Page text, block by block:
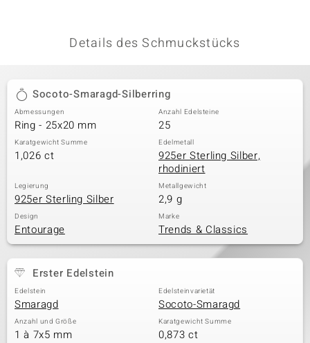
Details des Schmuckstücks
Socoto-Smaragd-Silberring
Abmessungen
Ring - 25x20 mm
Anzahl Edelsteine
25
Karatgewicht Summe
1,026 ct
Edelmetall
925er Sterling Silber,
rhodiniert
Legierung
925er Sterling Silber
Metallgewicht
2,9 g
Design
Entourage
Marke
Trends & Classics
Erster Edelstein
Edelstein
Smaragd
Edelsteinvarietät
Socoto-Smaragd
Anzahl und Größe
1 à 7x5 mm
Karatgewicht Summe
0,873 ct